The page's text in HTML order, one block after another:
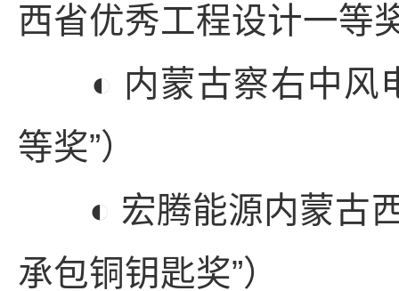
西省优秀工程设计一等
◐ 内蒙古察右中风电
等奖”）
◐ 宏腾能源内蒙古西
承包铜钥匙奖”）